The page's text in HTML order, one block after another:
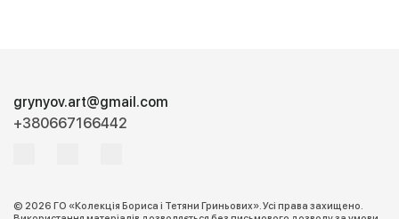
grynyov.art@gmail.com
+380667166442
© 2026 ГО «Колекція Бориса і Тетяни Гриньових». Усі права захищено.